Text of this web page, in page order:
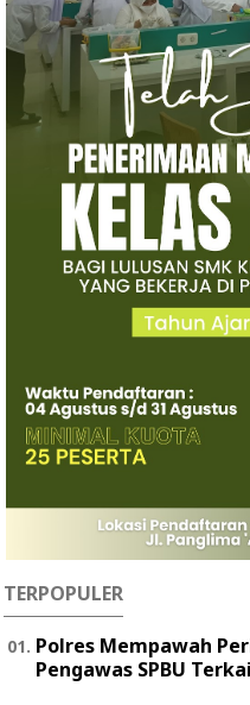
TERPOPULER
Polres Mempawah
Pengawas SPBU